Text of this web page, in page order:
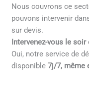
Nous couvrons ce
pouvons intervenir
sur devis.
Intervenez-vous le soir
Oui, notre service de
disponible7j/7, même